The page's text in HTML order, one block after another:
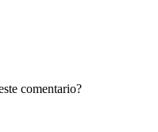
comentario?